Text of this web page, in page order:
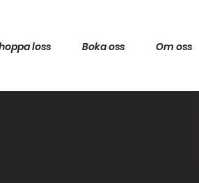
loss Boka oss Om oss